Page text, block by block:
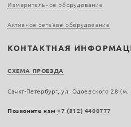
Измерительное оборудование
Активное сетевое оборудование
КОНТАКТНАЯ
СХЕМА ПРОЕЗДА
Санкт-Петербург, ул. Одоевского 28
Позвоните нам+7 (812) 4400777